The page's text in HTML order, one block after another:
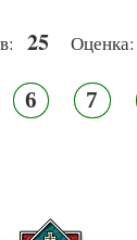
25 Оценка:
6 7